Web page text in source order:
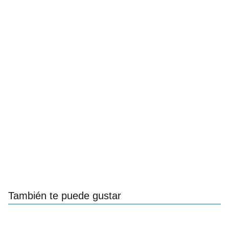
También te puede gustar